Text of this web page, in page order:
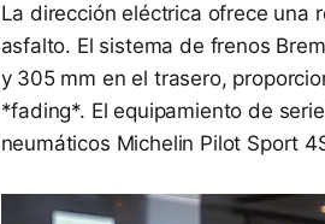
La dirección eléctrica ofrece una
asfalto. El sistema de frenos
y 305 mm en el trasero,
*fading*. El equipamiento de
neumáticos Michelin Pilot Sport